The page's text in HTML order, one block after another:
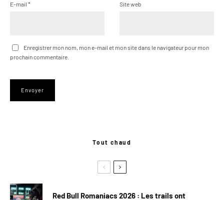
E-mail * Site web
Enregistrer mon nom, mon e-mail et mon site dans le navigateur pour mon
prochain commentaire.
Tout chaud
Red Bull Romaniacs 2026 : Les trails ont